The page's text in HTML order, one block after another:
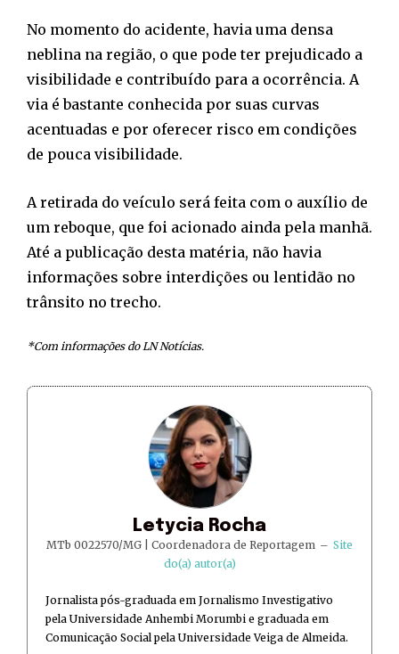
No momento do acidente, havia uma densa
neblina na região, o que pode ter prejudicado a
visibilidade e contribuído para a ocorrência. A
via é bastante conhecida por suas curvas
acentuadas e por oferecer risco em condições
de pouca visibilidade.
A retirada do veículo será feita com o auxílio de
um reboque, que foi acionado ainda pela manhã.
Até a publicação desta matéria, não havia
informações sobre interdições ou lentidão no
trânsito no trecho.
*Com informações do LN Notícias.
Letycia Rocha
MTb 0022570/MG | Coordenadora de Reportagem – Site
do(a) autor(a)
Jornalista pós-graduada em Jornalismo Investigativo
pela Universidade Anhembi Morumbi e graduada em
Comunicação Social pela Universidade Veiga de Almeida.